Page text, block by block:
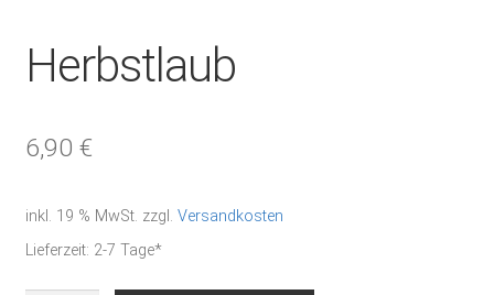
Herbstlaub
6,90 €
inkl. 19 % MwSt. zzgl. Versandkosten
Lieferzeit: 2-7 Tage*